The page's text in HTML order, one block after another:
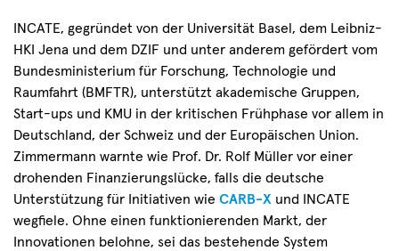
INCATE, gegründet von der Universität Basel, dem Leibniz-
HKI Jena und dem DZIF und unter anderem gefördert vom
Bundesministerium für Forschung, Technologie und
Raumfahrt (BMFTR), unterstützt akademische Gruppen,
Start-ups und KMU in der kritischen Frühphase vor allem in
Deutschland, der Schweiz und der Europäischen Union.
Zimmermann warnte wie Prof. Dr. Rolf Müller vor einer
drohenden Finanzierungslücke, falls die deutsche
Unterstützung für Initiativen wie CARB-X und INCATE
wegfiele. Ohne einen funktionierenden Markt, der
Innovationen belohne, sei das bestehende System